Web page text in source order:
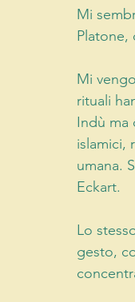
Mi
Platone,
Mi
rituali
Indù ma
islamici,
umana.
Eckart.
Lo
gesto,